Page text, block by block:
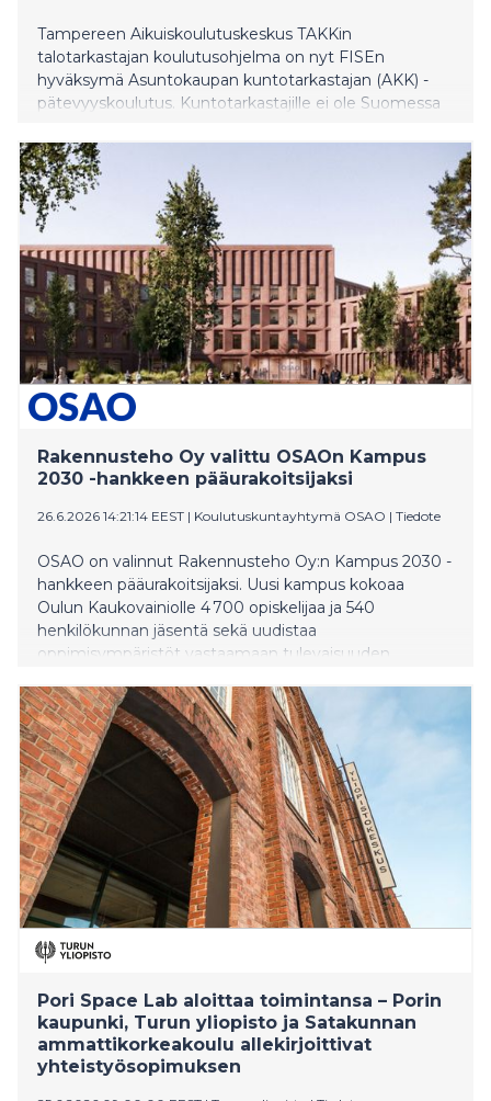
Tampereen Aikuiskoulutuskeskus TAKKin
talotarkastajan koulutusohjelma on nyt FISEn
hyväksymä Asuntokaupan kuntotarkastajan (AKK) -
pätevyyskoulutus. Kuntotarkastajille ei ole Suomessa
koulutuksen ja osaamisen osoittamisen merkitys
korostuu.
Rakennusteho Oy valittu OSAOn Kampus
2030 -hankkeen pääurakoitsijaksi
26.6.2026 14:21:14 EEST | Koulutuskuntayhtymä OSAO | Tiedote
OSAO on valinnut Rakennusteho Oy:n Kampus 2030 -
hankkeen pääurakoitsijaksi. Uusi kampus kokoaa
Oulun Kaukovainiolle 4 700 opiskelijaa ja 540
henkilökunnan jäsentä sekä uudistaa
oppimisympäristöt vastaamaan tulevaisuuden
Pori Space Lab aloittaa toimintansa – Porin
kaupunki, Turun yliopisto ja Satakunnan
ammattikorkeakoulu allekirjoittivat
yhteistyösopimuksen